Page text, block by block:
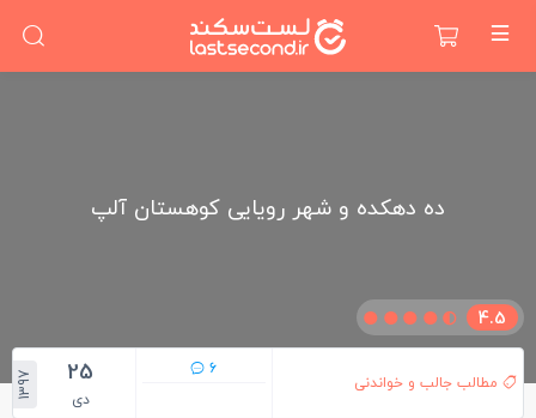
ده دهکده و شهر رویایی کوهستان‌ آلپ
4.5
مطالب جالب و خواندنی
6
25
دی 1397